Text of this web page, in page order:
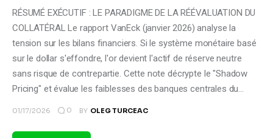
RÉSUMÉ EXÉCUTIF : LE PARADIGME DE LA RÉÉVALUATION DU
COLLATÉRAL Le rapport VanEck (janvier 2026) analyse la
tension sur les bilans financiers. Si le système monétaire basé
sur le dollar s'effondre, l'or devient l'actif de réserve neutre
sans risque de contrepartie. Cette note décrypte le "Shadow
Pricing" et évalue les faiblesses des banques centrales du…
01/17/2026 0 BY OLEG TURCEAC